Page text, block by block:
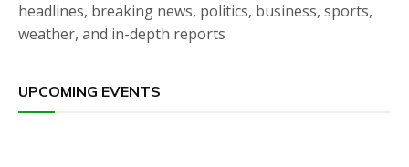
headlines, breaking news, politics, business, sports,
weather, and in-depth reports
UPCOMING EVENTS